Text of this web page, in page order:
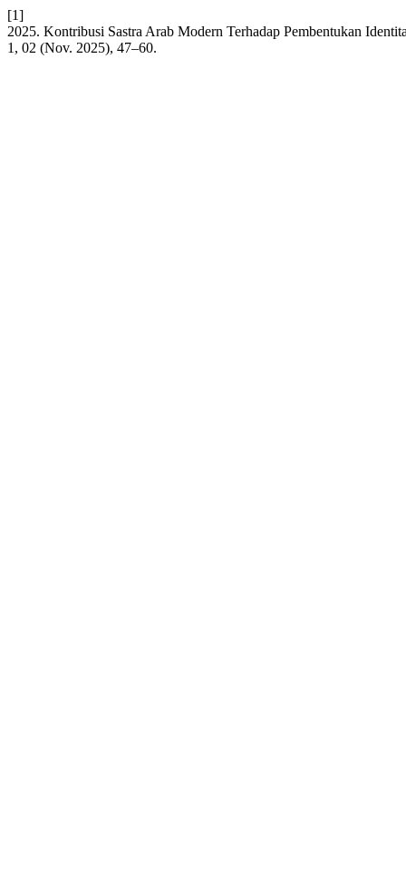
[1]
2025. Kontribusi Sastra Arab Modern Terhadap Pembentukan
1, 02 (Nov. 2025), 47–60.